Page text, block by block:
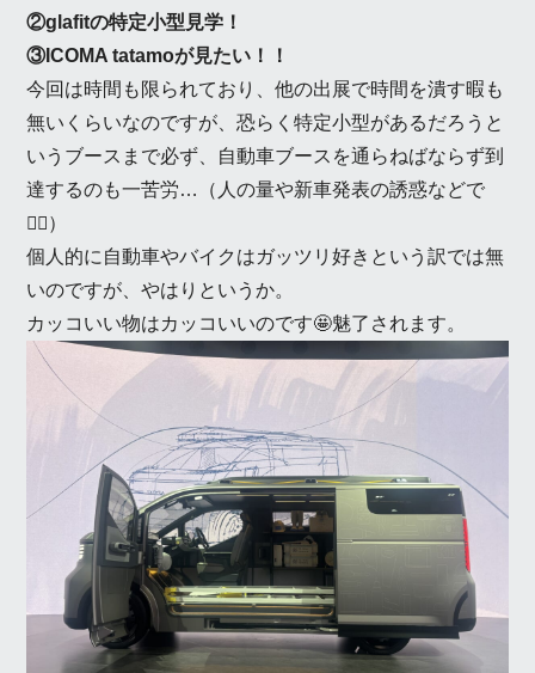
②glafitの特定小型見学！
③ICOMA tatamoが見たい！！
今回は時間も限られており、他の出展で時間を潰す暇も
無いくらいなのですが、恐らく特定小型があるだろうと
いうブースまで必ず、自動車ブースを通らねばならず到
達するのも一苦労…（人の量や新車発表の誘惑などで
😵‍💫）
個人的に自動車やバイクはガッツリ好きという訳では無
いのですが、やはりというか。
カッコいい物はカッコいいのです🤩魅了されます。